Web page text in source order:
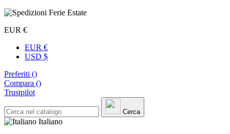
EUR €
EUR €
USD $
Preferiti ()
Compara ()
Trustpilot
Cerca
Italiano